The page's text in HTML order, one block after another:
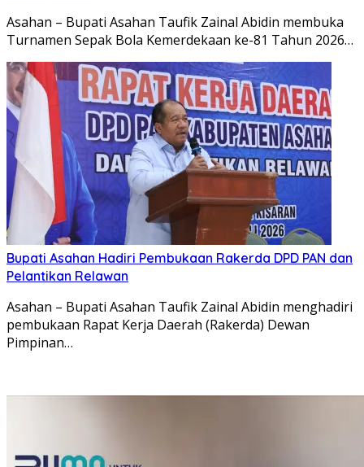
Asahan – Bupati Asahan Taufik Zainal Abidin membuka
Turnamen Sepak Bola Kemerdekaan ke-81 Tahun 2026…
Bupati Asahan Hadiri Pembukaan Rakerda DPD PAN dan
Pelantikan Relawan
Asahan – Bupati Asahan Taufik Zainal Abidin menghadiri
pembukaan Rapat Kerja Daerah (Rakerda) Dewan
Pimpinan…